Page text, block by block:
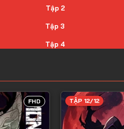
Tập 2
Tập 3
Tập 4
Tập 6
Tập 8
FHD TẬP 12/12